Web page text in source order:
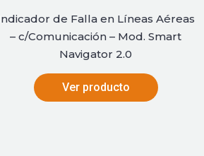
de Falla en Líneas Aéreas
– c/Comunicación – Mod. Smart
Navigator 2.0
Ver producto